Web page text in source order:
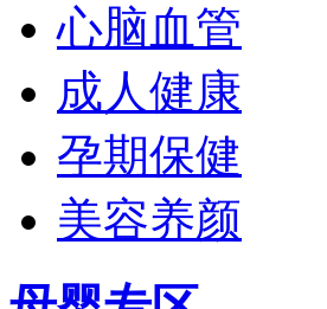
心脑血管
成人健康
孕期保健
美容养颜